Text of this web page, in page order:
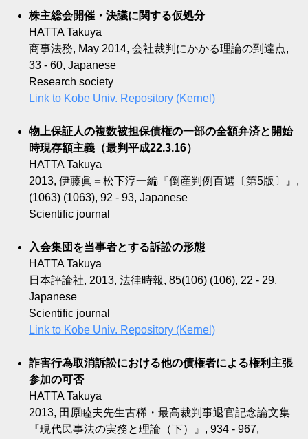
株主総会開催・決議に関する仮処分
HATTA Takuya
商事法務, May 2014, 会社裁判にかかる理論の到達点,
33 - 60, Japanese
Research society
Link to Kobe Univ. Repository (Kernel)
物上保証人の複数被担保債権の一部の全額弁済と開始
時現存額主義（最判平成22.3.16）
HATTA Takuya
2013, 伊藤眞＝松下淳一編『倒産判例百選〔第5版〕』,
(1063) (1063), 92 - 93, Japanese
Scientific journal
入会集団を当事者とする訴訟の形態
HATTA Takuya
日本評論社, 2013, 法律時報, 85(106) (106), 22 - 29,
Japanese
Scientific journal
Link to Kobe Univ. Repository (Kernel)
詐害行為取消訴訟における他の債権者による権利主張
参加の可否
HATTA Takuya
2013, 田原睦夫先生古稀・最高裁判事退官記念論文集
『現代民事法の実務と理論（下）』, 934 - 967,